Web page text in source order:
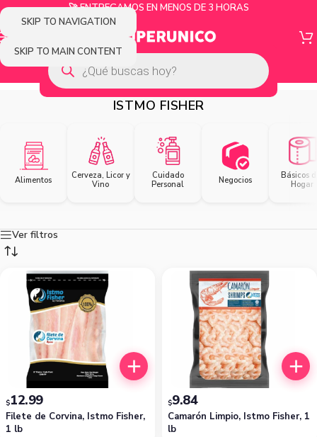
SKIP TO NAVIGATION
SKIP TO MAIN CONTENT
🚀 ENTREGAMOS EN MENOS DE 3 HORAS
ISTMO FISHER
Alimentos
Cerveza, Licor y
Vino
Cuidado
Personal
Negocios
Básicos
Hogar
Ver filtros
Filete de Corvina, Istmo Fisher,
1 lb
$12.99
Camarón Limpio, Istmo Fisher, 1
lb
$9.84